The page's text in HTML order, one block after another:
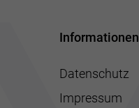
Informationen
Datenschutz
Impressum